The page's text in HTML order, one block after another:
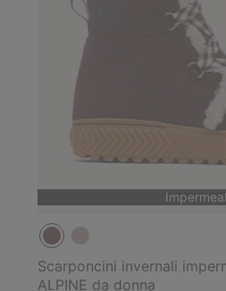
Scarponcini invernali
ALPINE da donna